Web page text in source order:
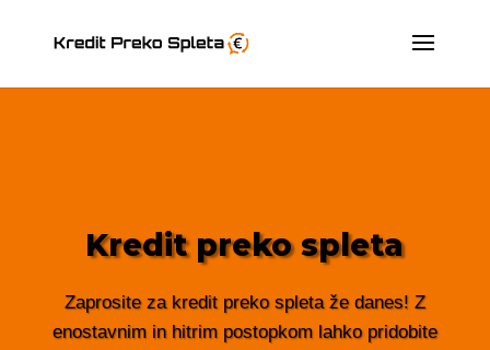
Kredit preko spleta
Zaprosite za kredit preko spleta že danes! Z
enostavnim in hitrim postopkom lahko pridobite